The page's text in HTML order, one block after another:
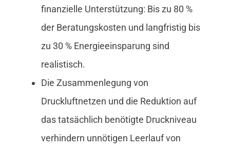
finanzielle Unterstützung: Bis zu 80 %
der Beratungskosten und langfristig bis
zu 30 % Energieeinsparung sind
realistisch.
Die Zusammenlegung von
Druckluftnetzen und die Reduktion auf
das tatsächlich benötigte Druckniveau
verhindern unnötigen Leerlauf von